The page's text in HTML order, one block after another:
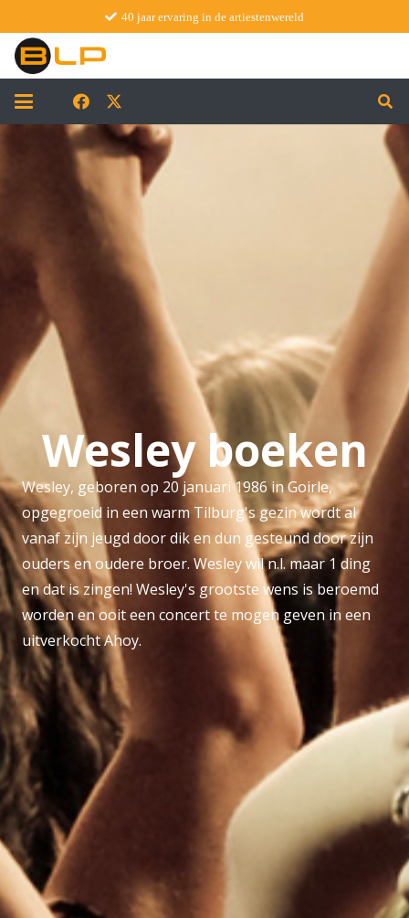
40 jaar ervaring in de artiestenwereld
Wesley boeken
Wesley, geboren op 20 januari 1986 in Goirle,
opgegroeid in een warm Tilburg's gezin wordt al
vanaf zijn jeugd door dik en dun gesteund door zijn
ouders en oudere broer. Wesley wil n.l. maar 1 ding
en dat is zingen! Wesley's grootste wens is beroemd
worden en ooit een concert te mogen geven in een
uitverkocht Ahoy.